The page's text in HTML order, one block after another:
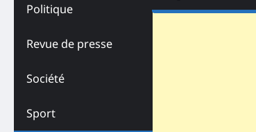
Politique
Revue de presse
Société
Sport